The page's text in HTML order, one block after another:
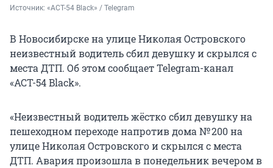
Источник: «АСТ-54 Black» / Telegram
В Новосибирске на улице Николая Островского
неизвестный водитель сбил девушку и скрылся с
места ДТП. Об этом сообщает Telegram-канал
«АСТ-54 Black».
«Неизвестный водитель жёстко сбил девушку на
пешеходном переходе напротив дома № 200 на
улице Николая Островского и скрылся с места
ДТП. Авария произошла в понедельник вечером в